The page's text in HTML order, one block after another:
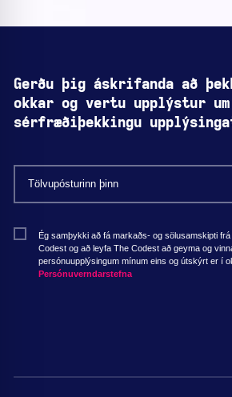
Gerðu þig áskrifanda að
okkar og vertu upplýstur um
sérfræðiþekkingu
Ég samþykki að fá markaðs- og sölusamskipti frá
Codest og að leyfa The Codest að geyma og
persónuupplýsingum mínum eins og útskýrt er í
Persónuverndarstefna